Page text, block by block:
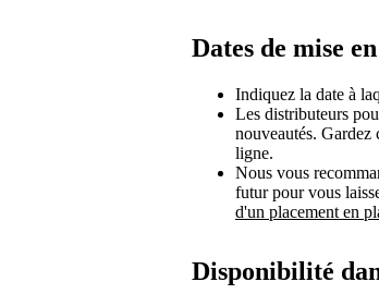
Dates de mise
Indiquez la date à
Les distributeurs
nouveautés. Gardez
ligne.
Nous vous
futur pour vous
d'un placement en
Disponibilité